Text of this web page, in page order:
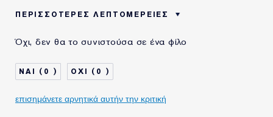
ΠΕΡΙΣΣΌΤΕΡΕΣ ΛΕΠΤΟΜΈΡΕΙΕΣ
Όχι, δεν θα το συνιστούσα σε ένα φίλο
0 0
επισημάνετε αρνητικά αυτήν την κριτική